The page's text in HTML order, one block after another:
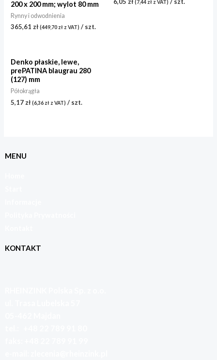
200 x 200 mm; wylot 80 mm
Rynny i odwodnienia
365,61zł (449,70złz VAT) / szt.
(7,44 zł z VAT)
Denko płaskie, lewe,
prePATINA blaugrau 280
(127) mm
Półokrągła
5,17 zł (6,36 zł z VAT) / szt.
MENU
KONTAKT